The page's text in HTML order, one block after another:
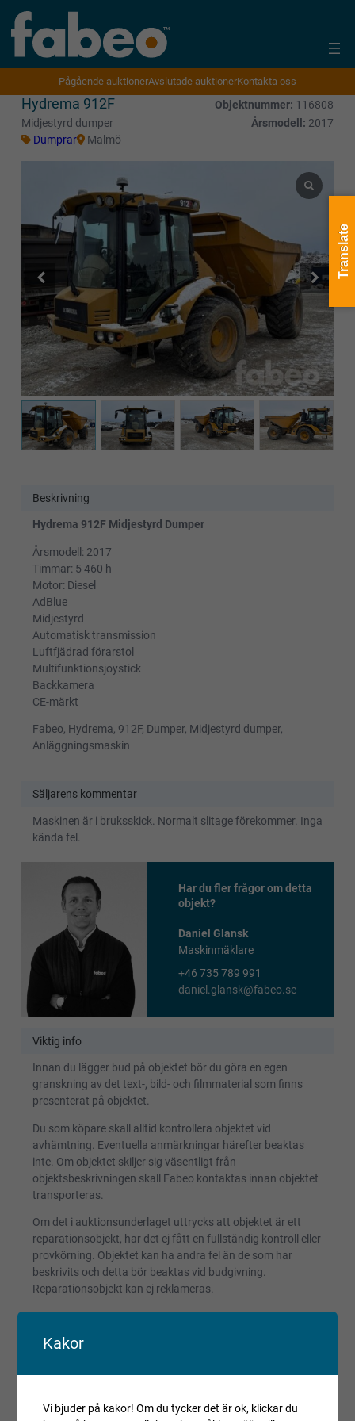
Pågående auktionerAvslutade auktionerKontakta oss
Hydrema 912F Objektnummer: 116808
Midjestyrd dumper
Årsmodell: 2017
Dumprar
Malmö
Beskrivning
Hydrema 912F Midjestyrd Dumper
Årsmodell: 2017
Timmar: 5 460 h
Motor: Diesel
AdBlue
Midjestyrd
Automatisk transmission
Luftfjädrad förarstol
Multifunktionsjoystick
Backkamera
CE-märkt
Fabeo, Hydrema, 912F, Dumper, Midjestyrd dumper,
Anläggningsmaskin
Säljarens kommentar
Maskinen är i bruksskick. Normalt slitage förekommer. Inga
kända fel.
Har du fler frågor om detta
objekt?
Daniel Glansk
Maskinmäklare
+46 735 789 991
daniel.glansk@fabeo.se
Viktig info
Innan du lägger bud på objektet bör du göra en egen
granskning av det text-, bild- och filmmaterial som finns
presenterat på objektet.
Du som köpare skall alltid kontrollera objektet vid
avhämtning. Eventuella anmärkningar härefter beaktas
inte. Om objektet skiljer sig väsentligt från
objektsbeskrivningen skall Fabeo kontaktas innan objektet
transporteras.
Om det i auktionsunderlaget uttrycks att objektet är ett
reparationsobjekt, har det ej fått en fullständig kontroll eller
provkörning. Objektet kan ha andra fel än de som har
beskrivits och detta bör beaktas vid budgivning.
Reparationsobjekt kan ej reklameras.
Kopiera länk till den här auktionen
Kakor
Vi bjuder på kakor! Om du tycker det är ok, klickar du
Translate